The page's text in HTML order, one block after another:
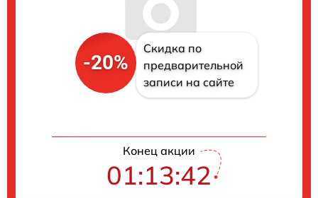
-20%
Скидка по
предварительной
записи на сайте
Конец акции
01:13:42